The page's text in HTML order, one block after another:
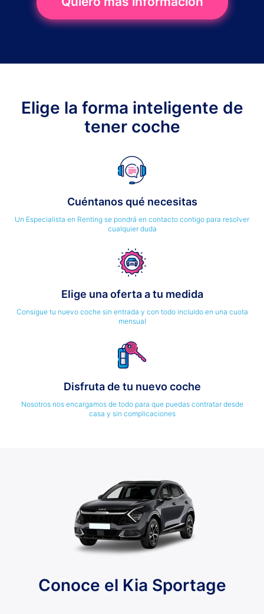
Elige la forma inteligente de
tener coche
Cuéntanos qué necesitas
Un Especialista en Renting se pondrá en contacto contigo para resolver
cualquier duda
Elige una oferta a tu medida
Consigue tu nuevo coche sin entrada y con todo incluido en una cuota
mensual
Disfruta de tu nuevo coche
Nosotros nos encargamos de todo para que puedas contratar desde
casa y sin complicaciones
Conoce el Kia Sportage